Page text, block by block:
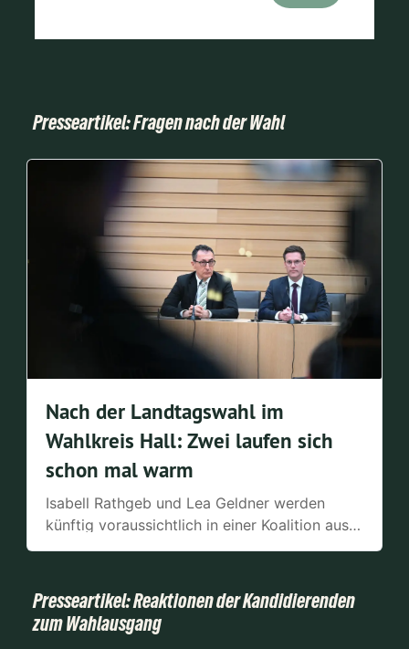
Presseartikel: Fragen nach der Wahl
Nach der Landtagswahl im
Wahlkreis Hall: Zwei laufen sich
schon mal warm
Isabell Rathgeb und Lea Geldner werden
künftig voraussichtlich in einer Koalition aus
Grünen und CDU zusammenarbeiten. Die
Landtagsabgeordneten bewerten
Entwicklungen vor den offiziellen
Koalitionsverhandlungen.
Presseartikel: Reaktionen der Kandidierenden
zum Wahlausgang